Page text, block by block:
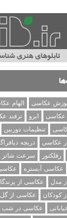
عکاسی
الهام
عکاسی
ایزو ترفند
تنظیمات دوربین
عکاسی
دریچه
رفلکتور
سرعت شاتر
عکاسی آبستره
مدل
عکاسی از
کودکان
عکاسی از گل
عکاسی در شب